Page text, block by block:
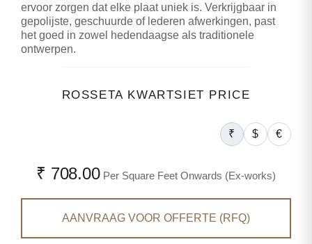
ervoor zorgen dat elke plaat uniek is. Verkrijgbaar in
gepolijste, geschuurde of lederen afwerkingen, past
het goed in zowel hedendaagse als traditionele
ontwerpen.
ROSSETA KWARTSIET PRICE
₹ $ €
₹ 708.00 Per Square Feet Onwards (Ex-works)
AANVRAAG VOOR OFFERTE (RFQ)